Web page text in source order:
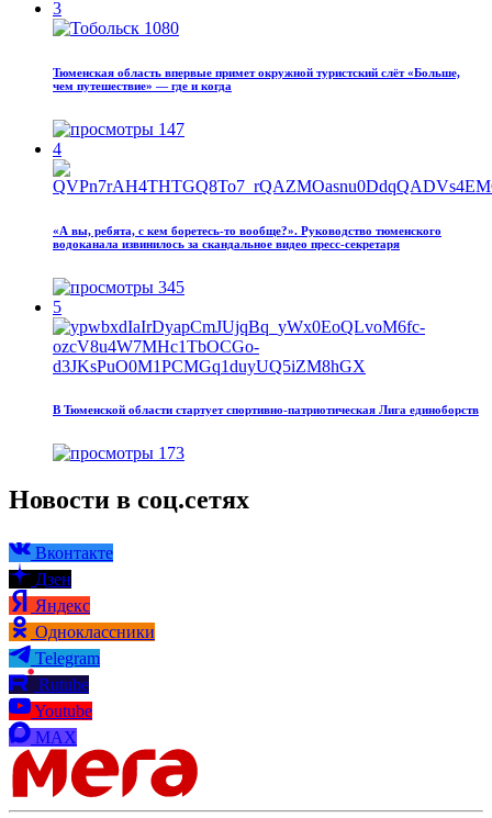
3
Тюменская область впервые примет окружной туристский слёт «Больше,
чем путешествие» — где и когда
147
4
«А вы, ребята, с кем боретесь‑то вообще?». Руководство тюменского
водоканала извинилось за скандальное видео пресс-секретаря
345
5
В Тюменской области стартует спортивно-патриотическая Лига единоборств
173
Новости в соц.сетях
Вконтакте
Дзен
Яндекс
Одноклассники
Telegram
Rutube
Youtube
MAX